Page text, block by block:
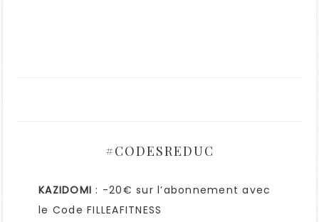
#CODESREDUC
KAZIDOMI : -20€ sur l’abonnement avec
le Code FILLEAFITNESS